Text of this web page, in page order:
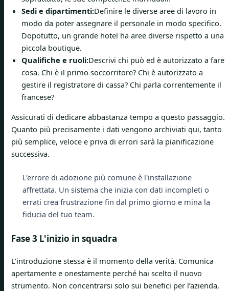
Sedi e dipartimenti:Definire le diverse aree di lavoro in
modo da poter assegnare il personale in modo specifico.
Dopotutto, un grande hotel ha aree diverse rispetto a una
piccola boutique.
Qualifiche e ruoli:Descrivi chi può ed è autorizzato a fare
cosa. Chi è il primo soccorritore? Chi è autorizzato a
gestire il registratore di cassa? Chi parla correntemente il
francese?
Assicurati di dedicare abbastanza tempo a questo passaggio.
Quanto più precisamente i dati vengono archiviati qui, tanto
più semplice, veloce e priva di errori sarà la pianificazione
successiva.
L'errore di adozione più comune è l'installazione
affrettata. Un sistema che inizia con dati incompleti o
errati crea frustrazione fin dal primo giorno e mina la
fiducia del tuo team.
Fase 3 L'inizio in squadra
L'introduzione stessa è il momento della verità. Comunica
apertamente e onestamente perché hai scelto il nuovo
strumento. Non concentrarsi solo sui benefici per l’azienda,